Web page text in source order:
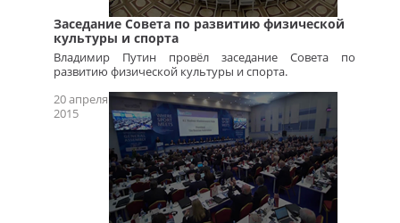
Заседание Совета по развитию физической
культуры и спорта
Владимир Путин провёл заседание Совета по
развитию физической культуры и спорта.
20 апреля
2015